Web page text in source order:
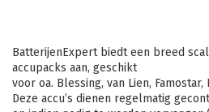
BatterijenExpert biedt een breed
accupacks aan, geschikt
voor oa. Blessing, van Lien,
Deze accu’s dienen regelmatig